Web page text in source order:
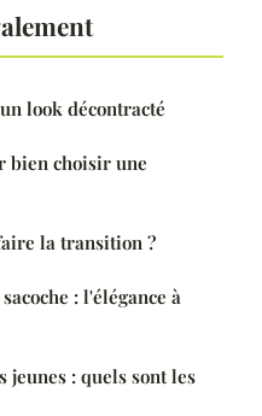
look décontracté
bien choisir une
la transition ?
: l'élégance à
: quels sont les